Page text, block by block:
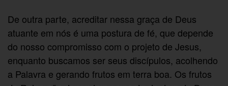
De outra parte, acreditar nessa graça de Deus
atuante em nós é uma postura de fé, que depende
do nosso compromisso com o projeto de Jesus,
enquanto buscamos ser seus discípulos, acolhendo
a Palavra e gerando frutos em terra boa. Os frutos